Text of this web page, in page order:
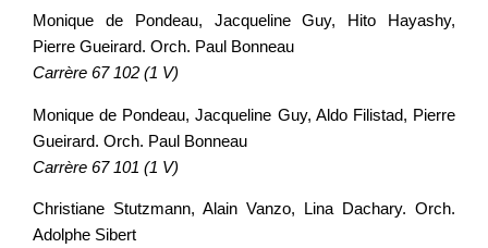
Monique de Pondeau, Jacqueline Guy, Hito Hayashy,
Pierre Gueirard. Orch. Paul Bonneau
Carrère 67 102 (1 V)
Monique de Pondeau, Jacqueline Guy, Aldo Filistad, Pierre
Gueirard. Orch. Paul Bonneau
Carrère 67 101 (1 V)
Christiane Stutzmann, Alain Vanzo, Lina Dachary. Orch.
Adolphe Sibert